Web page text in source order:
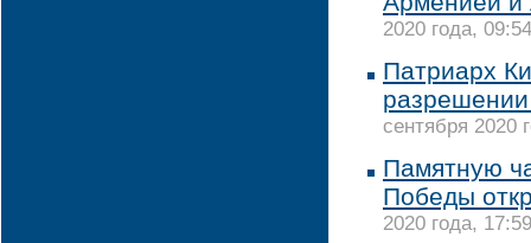
2020 года, 09:54
Патриарх
сентября 2020
Памятную
Победы
2020 года, 17:59